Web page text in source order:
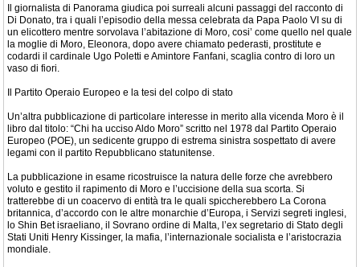
Il giornalista di Panorama giudica poi surreali alcuni passaggi del racconto di
Di Donato, tra i quali l’episodio della messa celebrata da Papa Paolo VI su di
un elicottero mentre sorvolava l’abitazione di Moro, cosi’ come quello nel quale
la moglie di Moro, Eleonora, dopo avere chiamato pederasti, prostitute e
codardi il cardinale Ugo Poletti e Amintore Fanfani, scaglia contro di loro un
vaso di fiori.
Il Partito Operaio Europeo e la tesi del colpo di stato
Un’altra pubblicazione di particolare interesse in merito alla vicenda Moro è il
libro dal titolo: “Chi ha ucciso Aldo Moro” scritto nel 1978 dal Partito Operaio
Europeo (POE), un sedicente gruppo di estrema sinistra sospettato di avere
legami con il partito Repubblicano statunitense.
La pubblicazione in esame ricostruisce la natura delle forze che avrebbero
voluto e gestito il rapimento di Moro e l’uccisione della sua scorta. Si
tratterebbe di un coacervo di entità tra le quali spiccherebbero La Corona
britannica, d’accordo con le altre monarchie d’Europa, i Servizi segreti inglesi,
lo Shin Bet israeliano, il Sovrano ordine di Malta, l’ex segretario di Stato degli
Stati Uniti Henry Kissinger, la mafia, l’internazionale socialista e l’aristocrazia
mondiale.